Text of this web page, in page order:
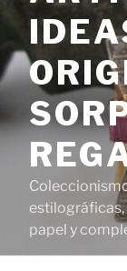
estilográficas,
papel y